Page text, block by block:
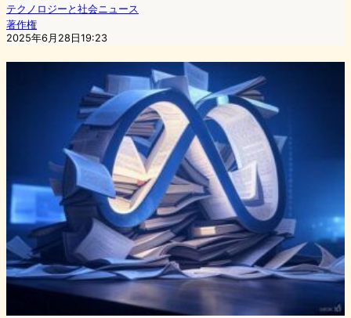
テクノロジーと社会ニュース
著作権
2025年6月28日19:23